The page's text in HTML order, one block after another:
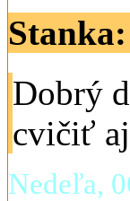
Dobrý
cvičiť
Nedeľa,